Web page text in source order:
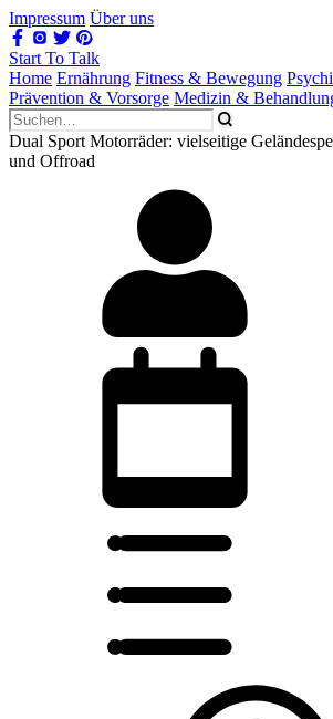
Impressum Über uns
Start To Talk
Home Ernährung Fitness & Bewegung
Prävention & Vorsorge Medizin &
Dual Sport Motorräder: vielseitige
und Offroad